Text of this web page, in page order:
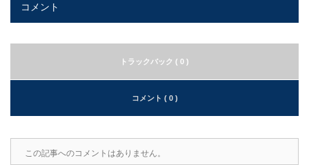
コメント
トラックバック ( 0 )
コメント ( 0 )
この記事へのコメントはありません。